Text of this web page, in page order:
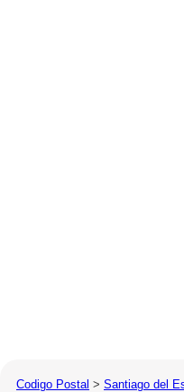
Codigo Postal > Santiago del